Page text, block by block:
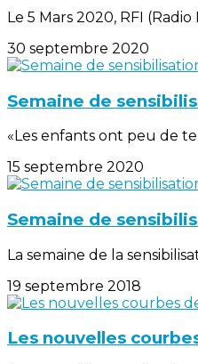
Le 5 Mars 2020, RFI
30 septembre 2020
Semaine de
«Les enfants ont peu de
15 septembre 2020
Semaine de
La semaine de la
19 septembre 2018
Les nouvelles